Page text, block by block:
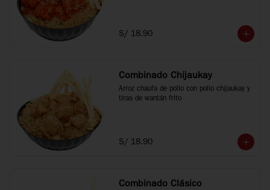
S/ 18.90
Combinado Chijaukay
Arroz chaufa de pollo con pollo chijaukay y
tiras de wantán frito
S/ 18.90
Combinado Clásico